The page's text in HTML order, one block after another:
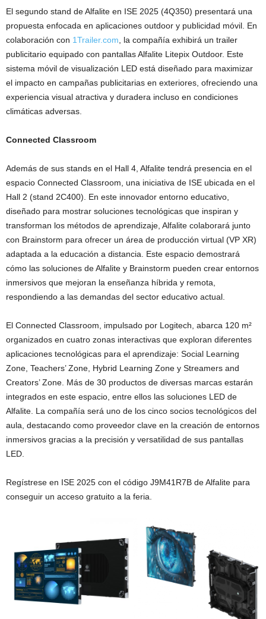
El segundo stand de Alfalite en ISE 2025 (4Q350) presentará una
propuesta enfocada en aplicaciones outdoor y publicidad móvil. En
colaboración con 1Trailer.com, la compañía exhibirá un trailer
publicitario equipado con pantallas Alfalite Litepix Outdoor. Este
sistema móvil de visualización LED está diseñado para maximizar
el impacto en campañas publicitarias en exteriores, ofreciendo una
experiencia visual atractiva y duradera incluso en condiciones
climáticas adversas.
Connected Classroom
Además de sus stands en el Hall 4, Alfalite tendrá presencia en el
espacio Connected Classroom, una iniciativa de ISE ubicada en el
Hall 2 (stand 2C400). En este innovador entorno educativo,
diseñado para mostrar soluciones tecnológicas que inspiran y
transforman los métodos de aprendizaje, Alfalite colaborará junto
con Brainstorm para ofrecer un área de producción virtual (VP XR)
adaptada a la educación a distancia. Este espacio demostrará
cómo las soluciones de Alfalite y Brainstorm pueden crear entornos
inmersivos que mejoran la enseñanza híbrida y remota,
respondiendo a las demandas del sector educativo actual.
El Connected Classroom, impulsado por Logitech, abarca 120 m²
organizados en cuatro zonas interactivas que exploran diferentes
aplicaciones tecnológicas para el aprendizaje: Social Learning
Zone, Teachers’ Zone, Hybrid Learning Zone y Streamers and
Creators’ Zone. Más de 30 productos de diversas marcas estarán
integrados en este espacio, entre ellos las soluciones LED de
Alfalite. La compañía será uno de los cinco socios tecnológicos del
aula, destacando como proveedor clave en la creación de entornos
inmersivos gracias a la precisión y versatilidad de sus pantallas
LED.
Regístrese en ISE 2025 con el código J9M41R7B de Alfalite para
conseguir un acceso gratuito a la feria.